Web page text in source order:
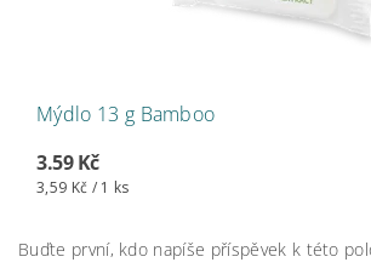
Mýdlo 13 g Bamboo
3.59 Kč
3,59 Kč / 1 ks
Buďte první, kdo napíše příspěvek k této